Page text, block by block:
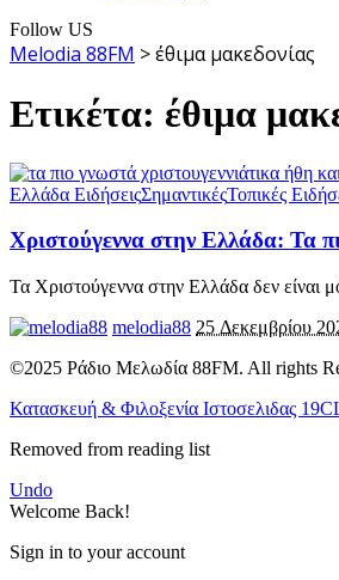
Follow US
Melodia 88FM >έθιμα μακεδονίας
Ετικέτα: έθιμα
Ελλάδα ΕιδήσειςΣημαντικέςΤοπικές
Χριστούγεννα στην Ελλάδα: Τα
Τα Χριστούγεννα στην Ελλάδα δεν είναι
melodia88 25 Δεκεμβρίου
©2025 Ράδιο Μελωδία 88FM. All rights
Κατασκευή & Φιλοξενία Ιστοσελιδας
Removed from reading list
Undo
Welcome Back!
Sign in to your account